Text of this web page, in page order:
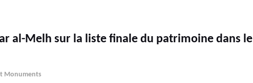
al-Melh sur la liste finale du patrimoine dans le
Monuments